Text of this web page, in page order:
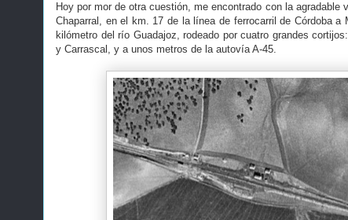
Hoy por mor de otra cuestión, me encontrado con la agradable
Chaparral, en el km. 17 de la línea de ferrocarril de Córdoba a
kilómetro del río Guadajoz, rodeado por cuatro grandes
y Carrascal, y a unos metros de la autovía A-45.